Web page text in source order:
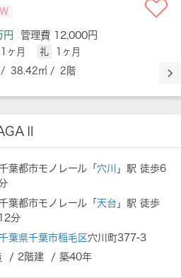
円 管理費 12,000円
1ヶ月 礼
1ヶ月
/ 38.42㎡ / 2階
葉都市モノレール「 穴川
」駅 徒歩6
葉都市モノレール「 天台 」駅 徒歩
12分
葉県千葉市稲毛区穴川町377-3
/ 2階建 / 築40年